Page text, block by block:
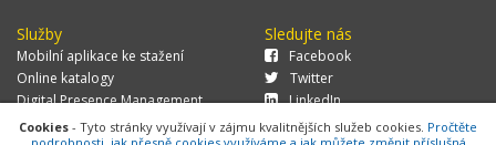
Služby
Mobilní aplikace ke stažení
Online katalogy
Digital Presence Management
Více zákazníků
Sledujte nás
Facebook
Twitter
LinkedIn
Cookies - Tyto stránky využívají v zájmu kvalitnějších služeb cookies. Pročtěte